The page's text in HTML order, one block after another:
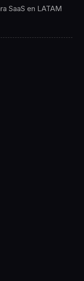
SaaS en LATAM